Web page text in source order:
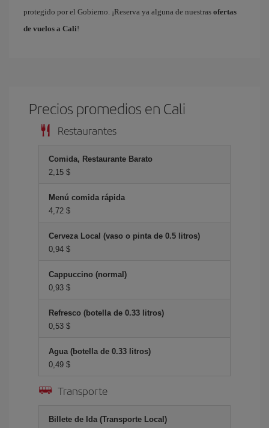
protegido por el Gobierno. ¡Reserva ya alguna de nuestras ofertas
de vuelos a Cali!
Precios promedios en Cali
Restaurantes
Comida, Restaurante Barato
2,15 $
Menú comida rápida
4,72 $
Cerveza Local (vaso o pinta de 0.5 litros)
0,94 $
Cappuccino (normal)
0,93 $
Refresco (botella de 0.33 litros)
0,53 $
Agua (botella de 0.33 litros)
0,49 $
Transporte
Billete de Ida (Transporte Local)